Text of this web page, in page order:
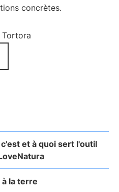
concrètes.
et à quoi sert l'outil
la terre